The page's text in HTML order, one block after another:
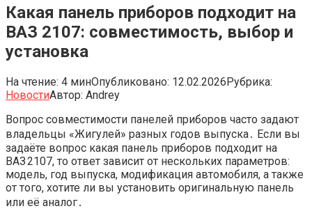
Какая панель приборов подходит на
ВАЗ 2107: совместимость, выбор и
установка
На чтение: 4 минОпубликовано: 12.02.2026Рубрика:
НовостиАвтор: Andrey
Вопрос совместимости панелей приборов часто задают
владельцы «Жигулей» разных годов выпуска․ Если вы
задаёте вопрос какая панель приборов подходит на
ВАЗ 2107, то ответ зависит от нескольких параметров:
модель, год выпуска, модификация автомобиля, а также
от того, хотите ли вы установить оригинальную панель
или её аналог․